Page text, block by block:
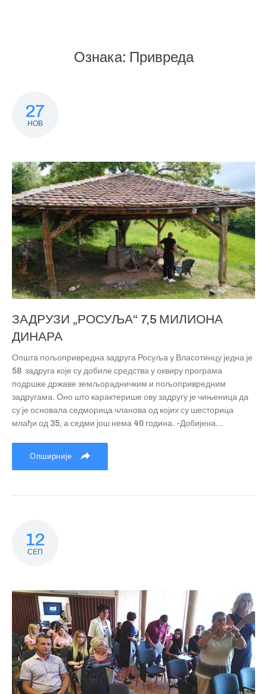
Ознака: Привреда
27
НОВ
ЗАДРУЗИ „РОСУЉА“ 7,5 МИЛИОНА
ДИНАРА
Општа пољопривредна задруга Росуља у Власотинцу једна је
58 задруга које су добиле средства у оквиру програма
подршке државе земљорадничким и пољопривредним
задругама. Оно што карактерише ову задругу је чињеница да
су је основала седморица чланова од којих су шесторица
млађи од 35, а седми још нема 40 година. -Добијена...
Опширније
12
СЕП